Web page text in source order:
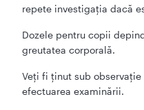
repete investigaţia dacă
Dozele pentru copii
greutatea corporală.
Veţi fi ţinut sub
efectuarea examinării.